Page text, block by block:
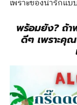
เพราะของน่ารักแ
พร้อมยัง? ถ้า
ดีๆ เพราะคุ